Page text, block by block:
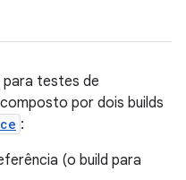
para testes de
por dois builds
:
(o build para